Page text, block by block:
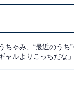
ちゃみ、“最近のうち
ギャルよりこっちだな